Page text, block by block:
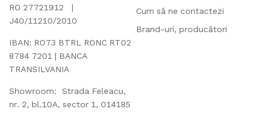
RO 27721912 |
J40/11210/2010
IBAN: RO73 BTRL RONC RT02
8784 7201 | BANCA
TRANSILVANIA
Showroom: Strada Feleacu,
nr. 2, bl.10A, sector 1, 014185
Cum să ne contactezi
Brand-uri, producători